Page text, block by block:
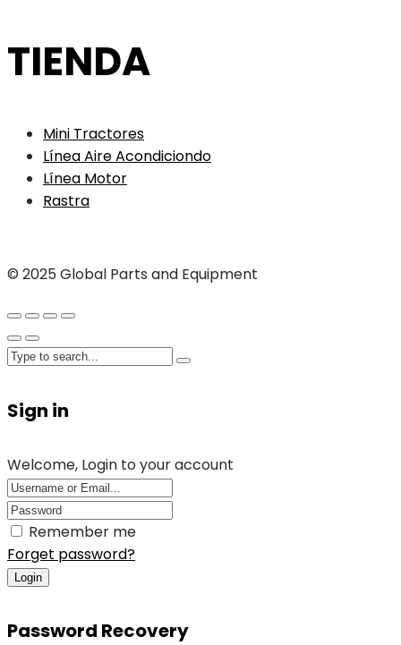
TIENDA
Mini Tractores
Línea Aire Acondiciondo
Línea Motor
Rastra
© 2025 Global Parts and Equipment
Sign in
Welcome, Login to your account
Remember me
Forget password?
Login
Password Recovery